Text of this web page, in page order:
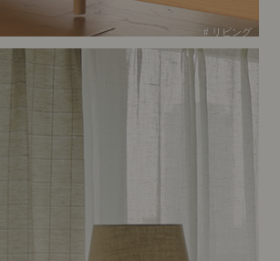
# リビング